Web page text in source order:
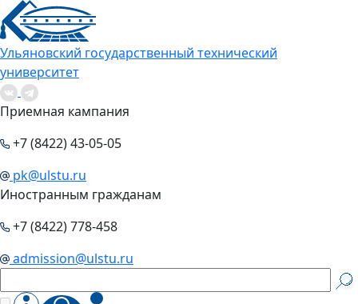
Ульяновский государственный технический
университет
Приемная кампания
+7 (8422) 43-05-05
pk@ulstu.ru
Иностранным гражданам
+7 (8422) 778-458
admission@ulstu.ru